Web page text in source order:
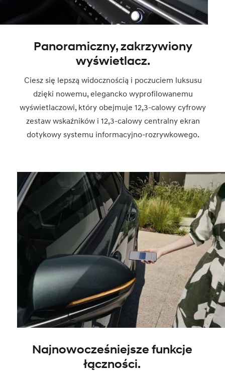
Panoramiczny, zakrzywiony
wyświetlacz.
Ciesz się lepszą widocznością i poczuciem luksusu
dzięki nowemu, elegancko wyprofilowanemu
wyświetlaczowi, który obejmuje 12,3-calowy cyfrowy
zestaw wskaźników i 12,3-calowy centralny ekran
dotykowy systemu informacyjno-rozrywkowego.
Najnowocześniejsze funkcje
łączności.